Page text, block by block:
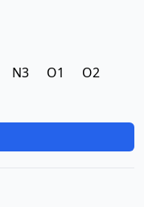
N3 O1
O2